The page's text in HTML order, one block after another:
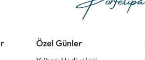
Özel Günler